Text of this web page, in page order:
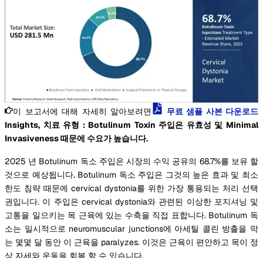
이 보고서에 대해 자세히 알아보려면
무료 샘플 사본 다운로드
Insights, 치료 유형 : Botulinum Toxin 주입은 유효성 및 Minimal
Invasiveness 때문에 수요가 높습니다.
2025 년 Botulinum 독소 주입은 시장의 수익 공유의 68.7%를 보유 할
것으로 예상됩니다. Botulinum 독소 주입은 그것의 높은 효과 및 최소
한도 침략 때문에 cervical dystonia를 위한 가장 통용되는 처리 선택
권입니다. 이 주입은 cervical dystonia와 관련된 이상한 포지셔닝 및
고통을 일으키는 목 근육에 있는 수축을 직접 표합니다. Botulinum 독
소는 일시적으로 neuromuscular junctions에 아세틸 콜린 방출을 막
는 몇몇 달 동안 이 근육을 paralyzes. 이것은 근육이 편안하고 목이 정
상 자세와 운동을 회복 할 수 있습니다.